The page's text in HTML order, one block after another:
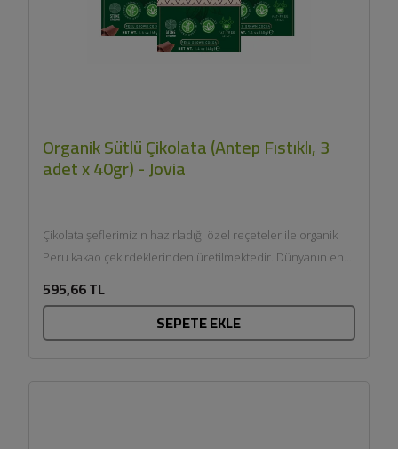
Organik Sütlü Çikolata (Antep Fıstıklı, 3
adet x 40gr) - Jovia
Çikolata şeflerimizin hazırladığı özel reçeteler ile organik
Peru kakao çekirdeklerinden üretilmektedir. Dünyanın en
595,66 TL
SEPETE EKLE